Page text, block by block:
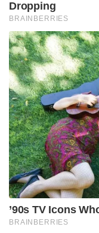
Dropping
BRAINBERRIES
’90s TV Icons
BRAINBERRIES